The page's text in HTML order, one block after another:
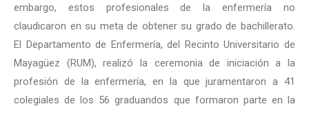
embargo, estos profesionales de la enfermería no
claudicaron en su meta de obtener su grado de bachillerato.
El Departamento de Enfermería, del Recinto Universitario de
Mayagüez (RUM), realizó la ceremonia de iniciación a la
profesión de la enfermería, en la que juramentaron a 41
colegiales de los 56 graduandos que formaron parte en la